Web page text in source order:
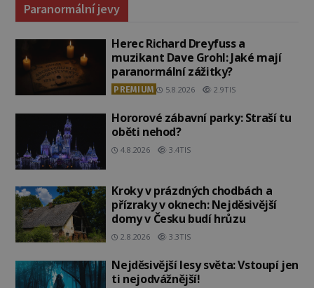
Paranormální jevy
Herec Richard Dreyfuss a
muzikant Dave Grohl: Jaké mají
paranormální zážitky?
PREMIUM 5.8.2026 2.9TIS
Hororové zábavní parky: Straší tu
oběti nehod?
4.8.2026 3.4TIS
Kroky v prázdných chodbách a
přízraky v oknech: Nejděsivější
domy v Česku budí hrůzu
2.8.2026 3.3TIS
Nejděsivější lesy světa: Vstoupí jen
ti nejodvážnější!